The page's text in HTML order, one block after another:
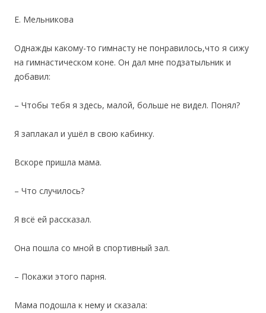
Е. Мельникова
Однажды какому-то гимнасту не понравилось,что я сижу
на гимнастическом коне. Он дал мне подзатыльник и
добавил:
– Чтобы тебя я здесь, малой, больше не видел. Понял?
Я заплакал и ушёл в свою кабинку.
Вскоре пришла мама.
– Что случилось?
Я всё ей рассказал.
Она пошла со мной в спортивный зал.
– Покажи этого парня.
Мама подошла к нему и сказала: